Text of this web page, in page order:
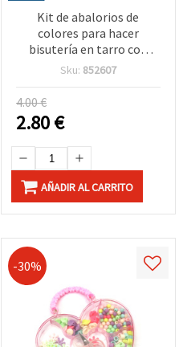
Kit de abalorios de
colores para hacer
bisutería en tarro con
elástico de silicona –
Manualidades para niños,
DIY y creación de pulseras
y collares
Sku: 852607
4.00 €
2.80€
AÑADIR AL CARRITO
-30%